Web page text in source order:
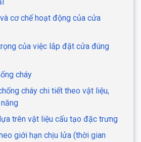
cơ chế hoạt động của cửa
của việc lắp đặt cửa đúng
cháy
cháy chi tiết theo vật liệu,
trên vật liệu cấu tạo đặc trưng
giới hạn chịu lửa (thời gian